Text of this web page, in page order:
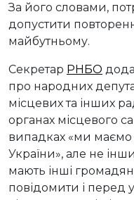
За його словами,
допустити
майбутньому.
Секретар РНБО
про народних
місцевих та інших
органах місцевого
випадках «ми
України», але не
мають інші
повідомити і перед